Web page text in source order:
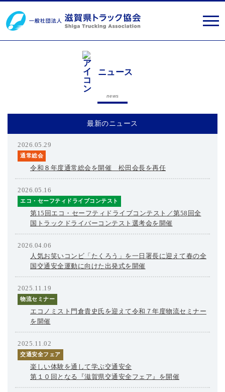
ニュース
news
最新のニュース
2026.05.29
通常総会
令和８年度通常総会を開催 松田会長を再任
2026.05.16
エコ・セーフティドライブコンテスト
第15回エコ・セーフティドライブコンテスト／第58回全
国トラックドライバーコンテスト選考会を開催
2026.04.06
人気お笑いコンビ「たくろう」を一日署長に迎えて春の全
国交通安全運動に向けた出発式を開催
2025.11.19
物流セミナー
エコノミスト門倉貴史氏を迎えて令和７年度物流セミナー
を開催
2025.11.02
交通安全フェア
楽しい体験を通して学ぶ交通安全
第１０回となる『滋賀県交通安全フェア』を開催